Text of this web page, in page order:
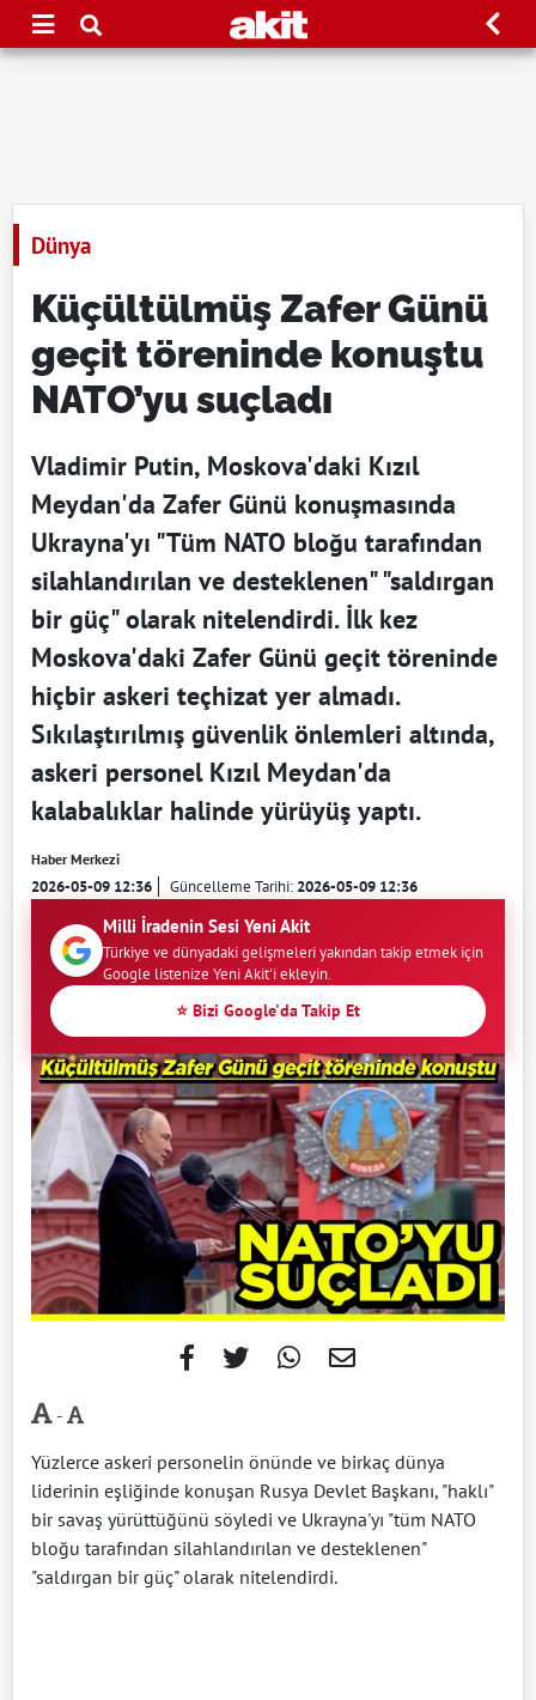
Dünya
Küçültülmüş Zafer Günü
geçit töreninde konuştu
NATO’yu suçladı
Vladimir Putin, Moskova'daki Kızıl
Meydan'da Zafer Günü konuşmasında
Ukrayna'yı "Tüm NATO bloğu tarafından
silahlandırılan ve desteklenen" "saldırgan
bir güç" olarak nitelendirdi. İlk kez
Moskova'daki Zafer Günü geçit töreninde
hiçbir askeri teçhizat yer almadı.
Sıkılaştırılmış güvenlik önlemleri altında,
askeri personel Kızıl Meydan'da
kalabalıklar halinde yürüyüş yaptı.
Haber Merkezi
2026-05-09 12:36 Güncelleme Tarihi:2026-05-09 12:36
Milli İradenin Sesi Yeni Akit
Türkiye ve dünyadaki gelişmeleri yakından takip etmek için
Google listenize Yeni Akit'i ekleyin.
⭐ Bizi Google'da Takip Et
-
Yüzlerce askeri personelin önünde ve birkaç dünya
liderinin eşliğinde konuşan Rusya Devlet Başkanı, "haklı"
bir savaş yürüttüğünü söyledi ve Ukrayna'yı "tüm NATO
bloğu tarafından silahlandırılan ve desteklenen"
"saldırgan bir güç" olarak nitelendirdi.